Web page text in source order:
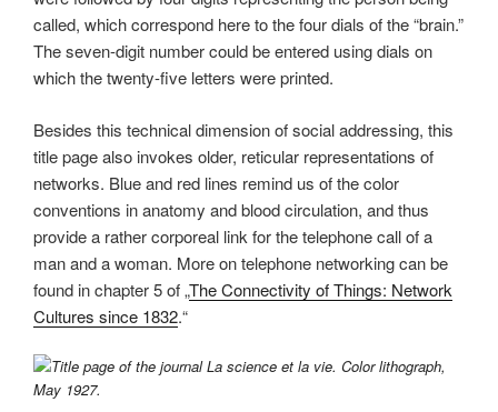
called, which correspond here to the four dials of the “brain.”
The seven-digit number could be entered using dials on
which the twenty-five letters were printed.
Besides this technical dimension of social addressing, this
title page also invokes older, reticular representations of
networks. Blue and red lines remind us of the color
conventions in anatomy and blood circulation, and thus
provide a rather corporeal link for the telephone call of a
man and a woman. More on telephone networking can be
found in chapter 5 of „The Connectivity of Things: Network
Cultures since 1832.“